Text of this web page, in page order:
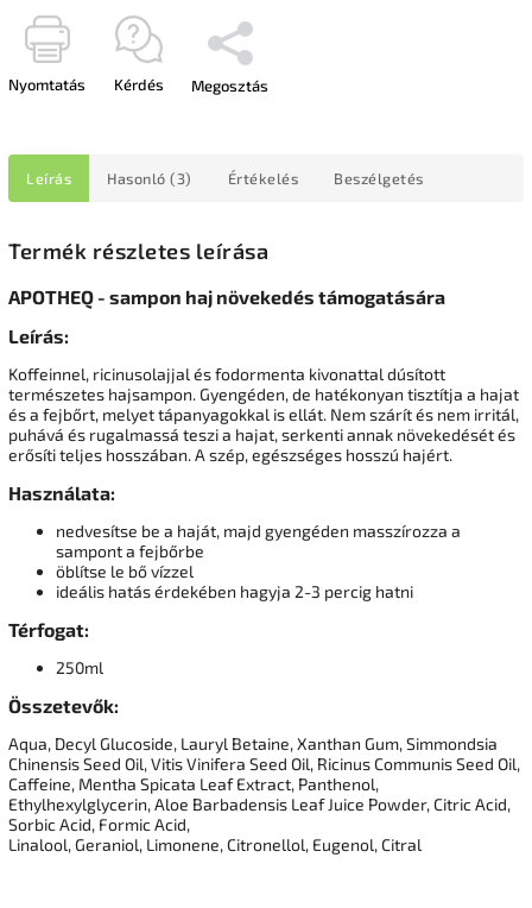
Nyomtatás Kérdés Megosztás
Leírás Hasonló (3) Értékelés Beszélgetés
Termék részletes leírása
APOTHEQ - sampon haj növekedés támogatására
Leírás:
Koffeinnel, ricinusolajjal és fodormenta kivonattal dúsított
természetes hajsampon. Gyengéden, de hatékonyan tisztítja a hajat
és a fejbőrt, melyet tápanyagokkal is ellát. Nem szárít és nem irritál,
puhává és rugalmassá teszi a hajat, serkenti annak növekedését és
erősíti teljes hosszában. A szép, egészséges hosszú hajért.
Használata:
nedvesítse be a haját, majd gyengéden masszírozza a
sampont a fejbőrbe
öblítse le bő vízzel
ideális hatás érdekében hagyja 2-3 percig hatni
Térfogat:
250ml
Összetevők:
Aqua, Decyl Glucoside, Lauryl Betaine, Xanthan Gum, Simmondsia
Chinensis Seed Oil, Vitis Vinifera Seed Oil, Ricinus Communis Seed Oil,
Caffeine, Mentha Spicata Leaf Extract, Panthenol,
Ethylhexylglycerin, Aloe Barbadensis Leaf Juice Powder, Citric Acid,
Sorbic Acid, Formic Acid,
Linalool, Geraniol, Limonene, Citronellol, Eugenol, Citral